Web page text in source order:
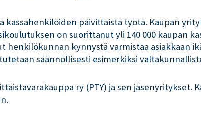
kassahenkilöiden päivittäistä työtä. Kaupan
on suorittanut yli 140 000 kaupan
kynnystä varmistaa asiakkaan
säännöllisesti esimerkiksi
ry (PTY) ja sen jäsenyritykset.